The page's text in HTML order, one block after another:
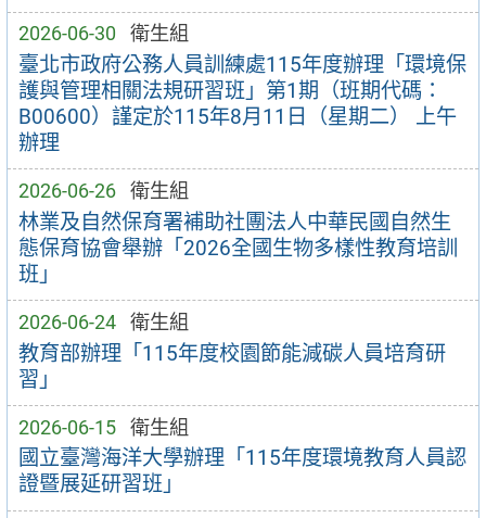
2026-06-30 衛生組
臺北市政府公務人員訓練處115年度辦理「環境保
護與管理相關法規研習班」第1期（班期代碼：
B00600）謹定於115年8月11日（星期二） 上午
辦理
2026-06-26 衛生組
林業及自然保育署補助社團法人中華民國自然生
態保育協會舉辦「2026全國生物多樣性教育培訓
班」
2026-06-24 衛生組
教育部辦理「115年度校園節能減碳人員培育研
習」
2026-06-15 衛生組
國立臺灣海洋大學辦理「115年度環境教育人員認
證暨展延研習班」